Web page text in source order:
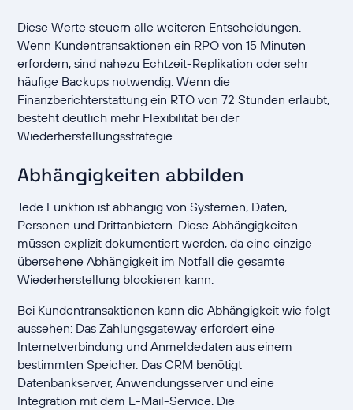
Diese Werte steuern alle weiteren Entscheidungen.
Wenn Kundentransaktionen ein RPO von 15 Minuten
erfordern, sind nahezu Echtzeit-Replikation oder sehr
häufige Backups notwendig. Wenn die
Finanzberichterstattung ein RTO von 72 Stunden erlaubt,
besteht deutlich mehr Flexibilität bei der
Wiederherstellungsstrategie.
Abhängigkeiten abbilden
Jede Funktion ist abhängig von Systemen, Daten,
Personen und Drittanbietern. Diese Abhängigkeiten
müssen explizit dokumentiert werden, da eine einzige
übersehene Abhängigkeit im Notfall die gesamte
Wiederherstellung blockieren kann.
Bei Kundentransaktionen kann die Abhängigkeit wie folgt
aussehen: Das Zahlungsgateway erfordert eine
Internetverbindung und Anmeldedaten aus einem
bestimmten Speicher. Das CRM benötigt
Datenbankserver, Anwendungsserver und eine
Integration mit dem E-Mail-Service. Die